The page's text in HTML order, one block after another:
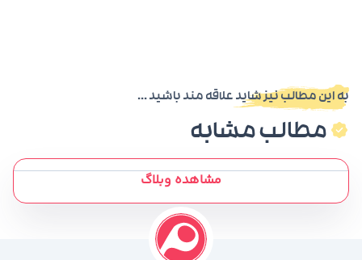
به این مطالب نیز شاید علاقه مند باشید ...
مطالب مشابه
مشاهده وبلاگ